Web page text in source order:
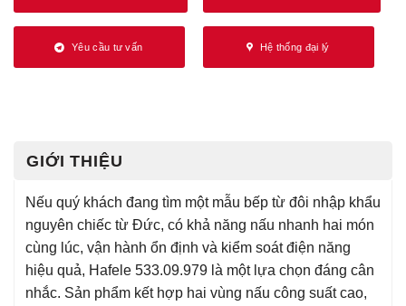
Yêu cầu tư vấn Hệ thống đại lý
GIỚI THIỆU
Nếu quý khách đang tìm một mẫu bếp từ đôi nhập khẩu
nguyên chiếc từ Đức, có khả năng nấu nhanh hai món
cùng lúc, vận hành ổn định và kiểm soát điện năng
hiệu quả, Hafele 533.09.979 là một lựa chọn đáng cân
nhắc. Sản phẩm kết hợp hai vùng nấu công suất cao,